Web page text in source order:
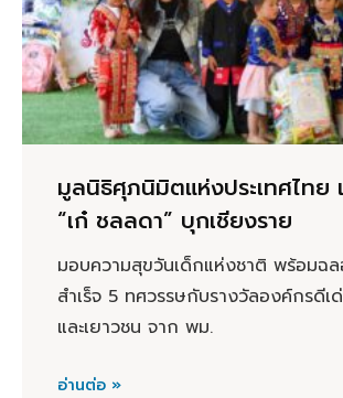
มูลนิธิศุภนิมิตแห่งประเทศไทย
“เก๋ ชลลดา” บุกเชียงราย
มอบความสุขวันเด็กแห่งชาติ พร้อมฉ
สำเร็จ 5 ทศวรรษกับรางวัลองค์กรดีเ
และเยาวชน จาก พม.
อ่านต่อ »